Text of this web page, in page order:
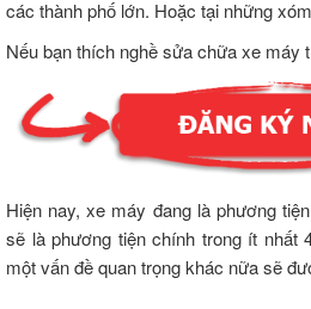
các thành phố lớn. Hoặc tại những
Nếu bạn thích nghề sửa chữa xe máy
Hiện nay, xe máy đang là phương
sẽ là phương tiện chính trong ít nhất
một vấn đề quan trọng khác nữa sẽ